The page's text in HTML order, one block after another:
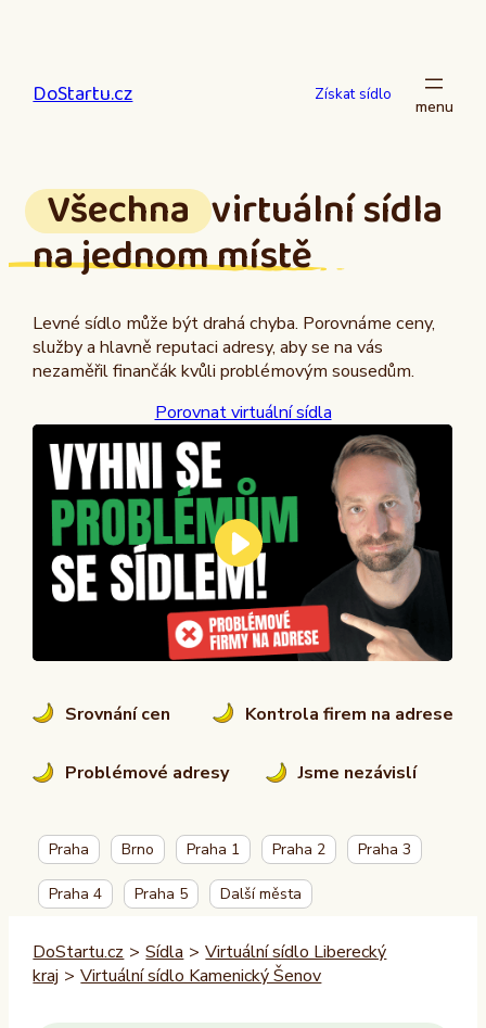
DoStartu.cz Získat sídlo
Všechna virtuální sídla
na jednom místě
Levné sídlo může být drahá chyba. Porovnáme ceny,
služby a hlavně reputaci adresy, aby se na vás
nezaměřil finančák kvůli problémovým sousedům.
Porovnat virtuální sídla
Srovnání cen Kontrola firem na adrese
Problémové adresy Jsme nezávislí
Praha Brno Praha 1 Praha 2 Praha 3
Praha 4 Praha 5 Další města
DoStartu.cz > Sídla > Virtuální sídlo Liberecký
kraj > Virtuální sídlo Kamenický Šenov